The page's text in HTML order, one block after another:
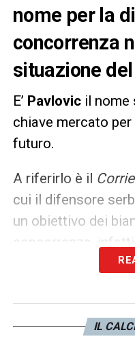
nome per la
concorrenza
situazione
E’ Pavlovic il nome
chiave mercato
futuro.
A riferirlo è il
cui il difensore
un obiettivo dei
concorrenza,
contatti per
IL